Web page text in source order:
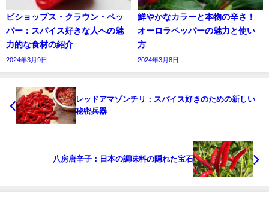
ビショップス・クラウン・ペッ
パー：スパイス好きな人への魅
力的な食材の紹介
2024年3月9日
鮮やかなカラーと本物の辛さ！
オーロラペッパーの魅力と使い
方
2024年3月8日
レッドアマゾンチリ：スパイス好きのための新しい
秘密兵器
八房唐辛子：日本の調味料の隠れた宝石